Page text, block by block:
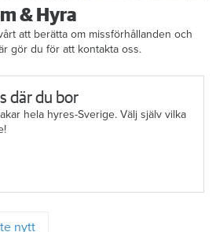
& Hyra
att berätta om missförhållanden och
gör du för att kontakta oss.
där du bor
hela hyres-Sverige. Välj själv vilka
nytt